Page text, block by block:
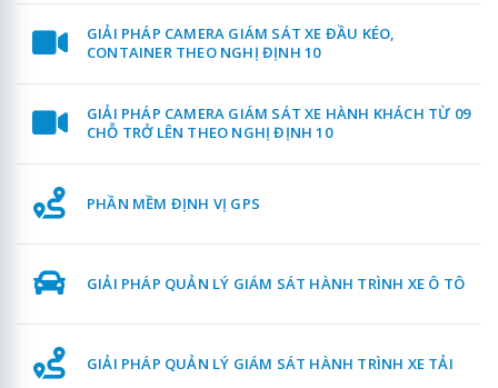
GIẢI PHÁP CAMERA GIÁM SÁT XE ĐẦU KÉO,
CONTAINER THEO NGHỊ ĐỊNH 10
GIẢI PHÁP CAMERA GIÁM SÁT XE HÀNH KHÁCH TỪ 09
CHỖ TRỞ LÊN THEO NGHỊ ĐỊNH 10
PHẦN MỀM ĐỊNH VỊ GPS
GIẢI PHÁP QUẢN LÝ GIÁM SÁT HÀNH TRÌNH XE Ô TÔ
GIẢI PHÁP QUẢN LÝ GIÁM SÁT HÀNH TRÌNH XE TẢI